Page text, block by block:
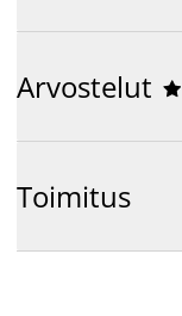
Arvostelut 

Toimitus